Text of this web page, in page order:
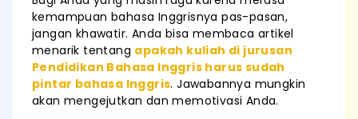
kemampuan bahasa Inggrisnya pas-pasan,
jangan khawatir. Anda bisa membaca artikel
menarik tentang apakah kuliah di jurusan
Pendidikan Bahasa Inggris harus sudah
pintar bahasa Inggris. Jawabannya mungkin
akan mengejutkan dan memotivasi Anda.